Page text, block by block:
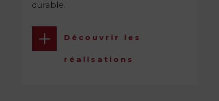
durable.
L Découvrir les
réalisations